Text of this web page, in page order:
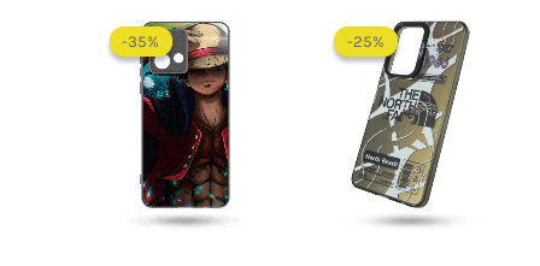
-35%
-35% -25%
-25%
precio
original
era:
$ 60.000.